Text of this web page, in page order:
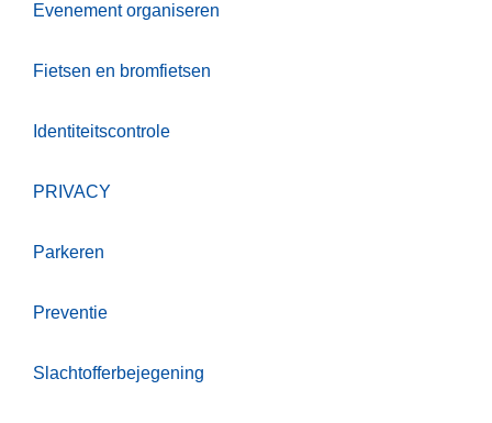
Evenement organiseren
Fietsen en bromfietsen
Identiteitscontrole
PRIVACY
Parkeren
Preventie
Slachtofferbejegening